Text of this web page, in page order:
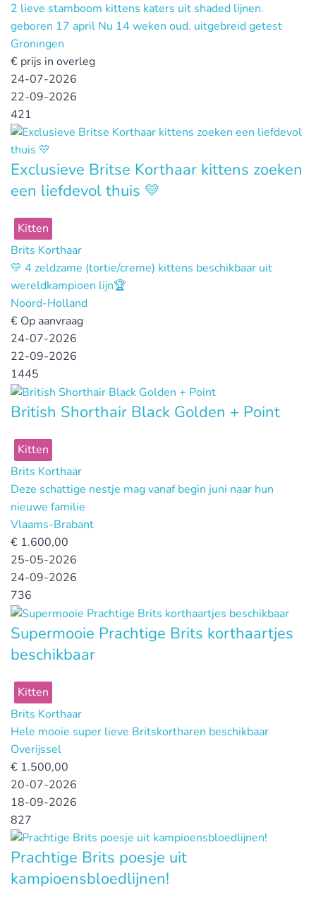
2 lieve stamboom kittens katers uit shaded lijnen.
geboren 17 april Nu 14 weken oud. uitgebreid getest
Groningen
€ prijs in overleg
24-07-2026
22-09-2026
421
Exclusieve Britse Korthaar kittens zoeken
een liefdevol thuis 💛
Kitten
Brits Korthaar
💛 4 zeldzame (tortie/creme) kittens beschikbaar uit
wereldkampioen lijn🏆
Noord-Holland
€ Op aanvraag
24-07-2026
22-09-2026
1445
British Shorthair Black Golden + Point
Kitten
Brits Korthaar
Deze schattige nestje mag vanaf begin juni naar hun
nieuwe familie
Vlaams-Brabant
€ 1.600,00
25-05-2026
24-09-2026
736
Supermooie Prachtige Brits korthaartjes
beschikbaar
Kitten
Brits Korthaar
Hele mooie super lieve Britskortharen beschikbaar
Overijssel
€ 1.500,00
20-07-2026
18-09-2026
827
Prachtige Brits poesje uit
kampioensbloedlijnen!